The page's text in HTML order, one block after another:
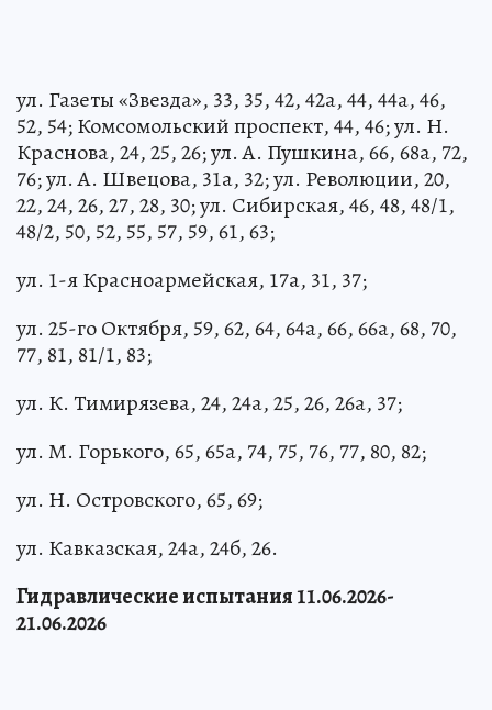
ул. Газеты «Звезда», 33, 35, 42, 42а, 44, 44а, 46,
52, 54; Комсомольский проспект, 44, 46; ул. Н.
Краснова, 24, 25, 26; ул. А. Пушкина, 66, 68а, 72,
76; ул. А. Швецова, 31а, 32; ул. Революции, 20,
22, 24, 26, 27, 28, 30; ул. Сибирская, 46, 48, 48/1,
48/2, 50, 52, 55, 57, 59, 61, 63;
ул. 1-я Красноармейская, 17а, 31, 37;
ул. 25-го Октября, 59, 62, 64, 64а, 66, 66а, 68, 70,
77, 81, 81/1, 83;
ул. К. Тимирязева, 24, 24а, 25, 26, 26а, 37;
ул. М. Горького, 65, 65а, 74, 75, 76, 77, 80, 82;
ул. Н. Островского, 65, 69;
ул. Кавказская, 24а, 24б, 26.
Гидравлические испытания 11.06.2026-
21.06.2026